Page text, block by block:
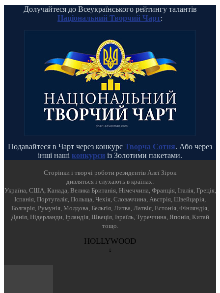
Долучайтеся до Всеукраїнського рейтингу талантів
Національний Творчий Чарт:
Подавайтеся в Чарт через конкурс Творча Сотня. Або через
інші наші конкурси із Золотими пакетами.
Cторінки і творчі роботи резидентів Алеї Зірок
дивляться і слухають в країнах:
Україна, США, Канада, Велика Британія, Німеччина, Франція, Італія, Греція,
Іспанія, Португалія, Польща, Чехія, Словаччина, Австрія, Швейцарія,
Болгарія, Румунія, Молдова, Бельгія, Литва, Латвія, Естонія, Фінляндія,
Данія, Нідерланди, Ірландія, Швеція, Ізраїль, Туреччина, Японія, Китай
тощо.
HOLLYWOOD